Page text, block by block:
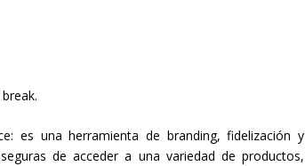
es una herramienta de branding, fidelización y
de acceder a una variedad de productos,